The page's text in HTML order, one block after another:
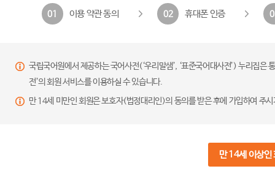
01 이용 약관 동의 02 휴대폰 인증
국립국어원에서 제공하는 국어사전(‘우리말샘’, ‘표준국어대사전’) 누리집
전’의 회원 서비스를 이용하실 수 있습니다.
만 14세 미만인 회원은 보호자(법정대리인)의 동의를 받은 후에 가입하여 주
만 14세 이상인